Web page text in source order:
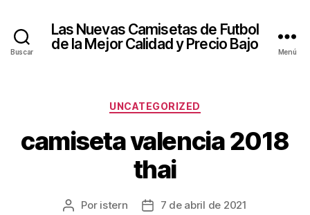
Buscar
Las Nuevas Camisetas de Futbol
de la Mejor Calidad y Precio Bajo
Menú
Categorías
UNCATEGORIZED
camiseta valencia 2018
thai
Autor
Por istern
Fecha7 de abril de 2021